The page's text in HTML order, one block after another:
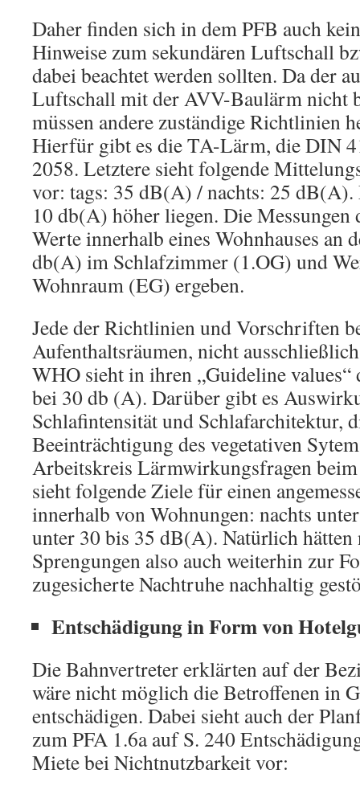
Daher finden sich in dem PFB auch
Hinweise zum sekundären Luftschall
dabei beachtet werden sollten. Da der
Luftschall mit der AVV-Baulärm nicht
müssen andere zuständige Richtlinien
Hierfür gibt es die TA-Lärm, die DIN
2058. Letztere sieht folgende
vor: tags: 35 dB(A) / nachts: 25
10 db(A) höher liegen. Die Messungen
Werte innerhalb eines Wohnhauses an
db(A) im Schlafzimmer (1.OG) und
Wohnraum (EG) ergeben.
Jede der Richtlinien und Vorschriften
Aufenthaltsräumen, nicht
WHO sieht in ihren „Guideline values“
bei 30 db (A). Darüber gibt es
Schlafintensität und Schlafarchitektur,
Beeinträchtigung des vegetativen
Arbeitskreis Lärmwirkungsfragen
sieht folgende Ziele für einen
innerhalb von Wohnungen: nachts
unter 30 bis 35 dB(A). Natürlich hätten
Sprengungen also auch weiterhin zur
zugesicherte Nachtruhe nachhaltig
Entschädigung in Form von
Die Bahnvertreter erklärten auf der
wäre nicht möglich die Betroffenen in
entschädigen. Dabei sieht auch der
zum PFA 1.6a auf S. 240
Miete bei Nichtnutzbarkeit vor: